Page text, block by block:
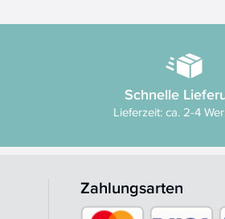
Schnelle
Lieferzeit: ca. 2-4
Zahlungsarten